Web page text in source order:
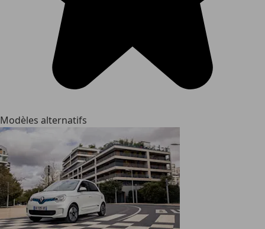
Modèles alternatifs